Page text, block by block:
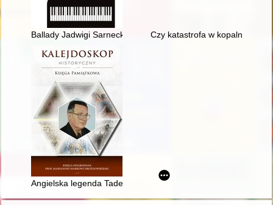
Ballady Jadwigi Sarneckiej w kontekście polskiej muzyki
Czy katastrofa w kopalni
Angielska legenda Tadeusza Kościuszki : początki legendy